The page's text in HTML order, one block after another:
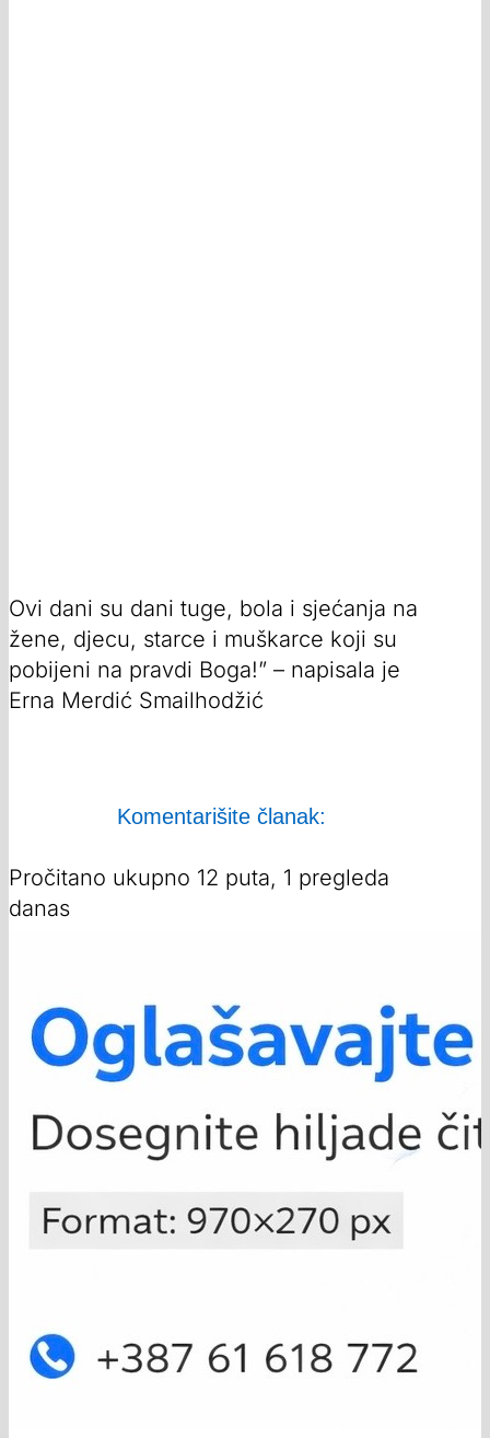
Ovi dani su dani tuge, bola i sjećanja na
žene, djecu, starce i muškarce koji su
pobijeni na pravdi Boga!” – napisala je
Erna Merdić Smailhodžić
Komentarišite članak:
Pročitano ukupno 12 puta, 1 pregleda
danas